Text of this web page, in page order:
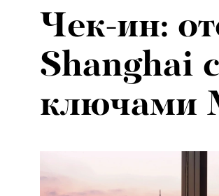
Чек-ин:
Shanghai
ключами
Локарно-
показали
фестиваля